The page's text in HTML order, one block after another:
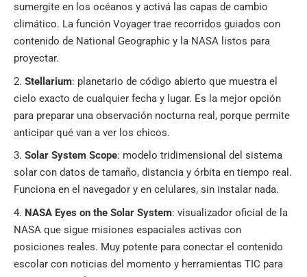
sumergite en los océanos y activá las capas de cambio
climático. La función Voyager trae recorridos guiados con
contenido de National Geographic y la NASA listos para
proyectar.
Stellarium: planetario de código abierto que muestra el
cielo exacto de cualquier fecha y lugar. Es la mejor opción
para preparar una observación nocturna real, porque permite
anticipar qué van a ver los chicos.
Solar System Scope: modelo tridimensional del sistema
solar con datos de tamaño, distancia y órbita en tiempo real.
Funciona en el navegador y en celulares, sin instalar nada.
NASA Eyes on the Solar System: visualizador oficial de la
NASA que sigue misiones espaciales activas con
posiciones reales. Muy potente para conectar el contenido
escolar con noticias del momento y herramientas TIC para